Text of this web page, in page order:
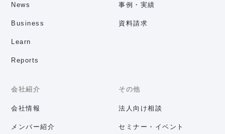
News
Business
Learn
Reports
事例・実績
資料請求
会社紹介
会社情報
メンバー紹介
その他
法人向け相談
セミナー・イベント